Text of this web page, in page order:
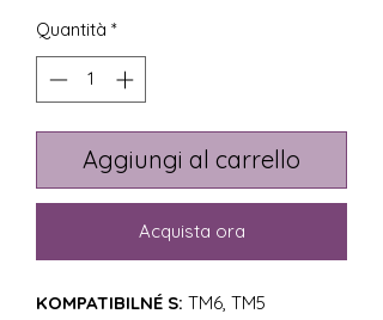
Quantità *
Aggiungi al carrello
Acquista ora
KOMPATIBILNÉ S: TM6, TM5